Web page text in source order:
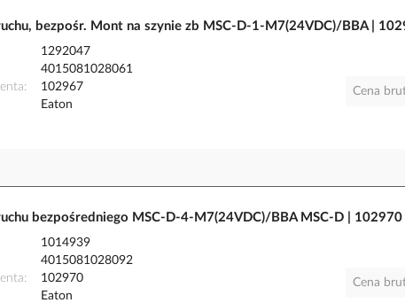
bezpośr. Mont na szynie zb MSC-D-1-M7(24VDC)/BBA |
1292047
4015081028061
102967
Eaton
Cena
bezpośredniego MSC-D-4-M7(24VDC)/BBA MSC-D |
1014939
4015081028092
102970
Eaton
Cena